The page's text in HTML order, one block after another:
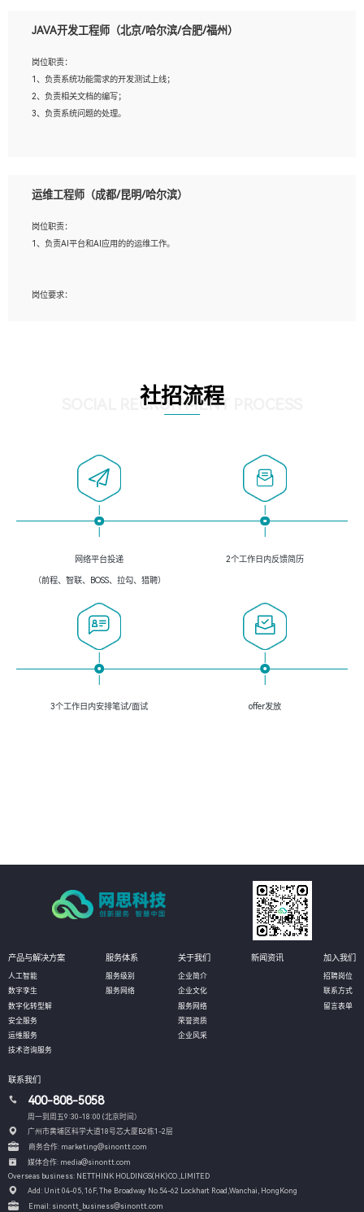
岗位要求：
2、精通linux命令。
3、熟悉oracle、mysql 数据库。
4、善于沟通，具有良好的团队合作精神和协作能力。
5、必须有实际的生产环境系统维护经验。
JAVA开发工程师（北京/哈尔滨/合肥/福州）
岗位职责：
1、负责系统功能需求的开发测试上线；
2、负责相关文档的编写；
3、负责系统问题的处理。
2、熟悉linux命令；
4、熟练使用oracle、mysql进行开发；
5、熟悉流程开发如使用activiti；
运维工程师（成都/昆明/哈尔滨）
岗位职责：
1、负责AI平台和AI应用的的运维工作。
岗位要求：
4、掌握DevOps思想、方法和流程。Jenkins工具使用；
5、掌握常见中间件配置与优化，如mysql、nginx等；
社招流程
SOCIAL RECRUITMENT PROCESS
网络平台投递
（前程、智联、BOSS、拉勾、猎聘）
2个工作日内反馈简历
3个工作日内安排笔试/面试 offer发放
产品与解决方案
人工智能
数字孪生
数字化转型解
安全服务
运维服务
技术咨询服务
服务体系
服务级别
服务网络
关于我们
企业简介
企业文化
服务网络
荣誉资质
企业风采
新闻资讯 加入我们
招聘岗位
联系方式
留言表单
联系我们
400-808-5058
周一到周五9:30-18:00 (北京时间）
广州市黄埔区科学大道18号芯大厦B2栋1-2层
商务合作: marketing@sinontt.com
媒体合作: media@sinontt.com
Overseas business: NETTHINK HOLDINGS(HK)CO.,LIMITED
Add: Unit 04-05, 16F, The Broadway No.54-62 Lockhart Road, Wanchai, HongKong
Email: sinontt_business@sinontt.com